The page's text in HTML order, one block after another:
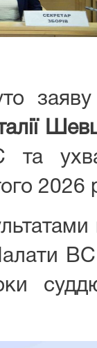
та
2026